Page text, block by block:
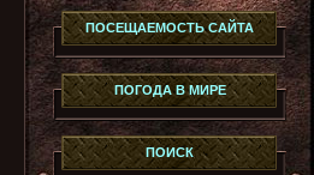
ПОСЕЩАЕМОСТЬ САЙТА
ПОГОДА В МИРЕ
ПОИСК